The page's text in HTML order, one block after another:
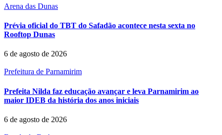
Arena das Dunas
Prévia oficial do TBT do Safadão acontece nesta sexta no
Rooftop Dunas
6 de agosto de 2026
Prefeitura de Parnamirim
Prefeita Nilda faz educação avançar e leva Parnamirim ao
maior IDEB da história dos anos iniciais
6 de agosto de 2026